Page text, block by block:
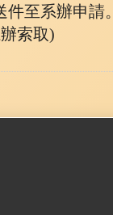
件至系辦申請。
索取)